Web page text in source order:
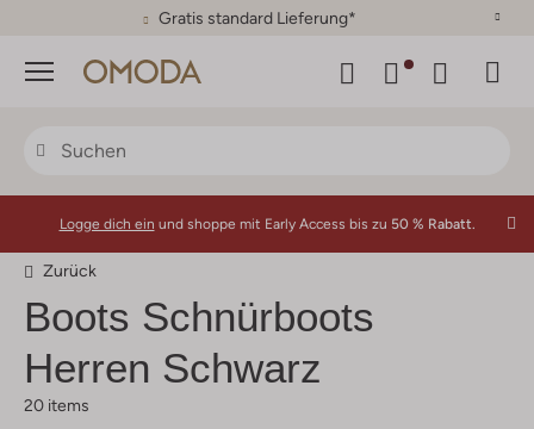
30 Tage Rückgaberecht
Menü
Logge dich ein und shoppe mit Early Access bis zu 50 % Rabatt.
Zurück
Boots Schnürboots
Herren Schwarz
20 items